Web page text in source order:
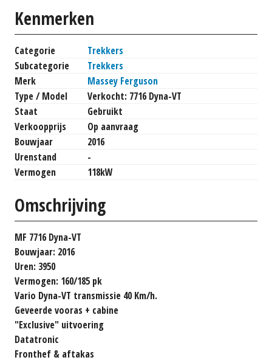
Kenmerken
Categorie
Trekkers
Subcategorie
Trekkers
Merk
Massey Ferguson
Type / Model
Verkocht: 7716 Dyna-VT
Staat
Gebruikt
Verkoopprijs
Op aanvraag
Bouwjaar
2016
Urenstand
-
Vermogen
118kW
Omschrijving
MF 7716 Dyna-VT
Bouwjaar: 2016
Uren: 3950
Vermogen: 160/185 pk
Vario Dyna-VT transmissie 40 Km/h.
Geveerde vooras + cabine
"Exclusive" uitvoering
Datatronic
Fronthef & aftakas